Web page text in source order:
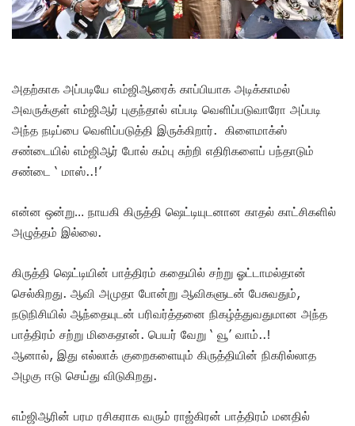
அதற்காக அப்படியே எம்ஜிஆரைக் காப்பியாக அடிக்காமல்
அவருக்குள் எம்ஜிஆர் புகுந்தால் எப்படி வெளிப்படுவாரோ அப்படி
அந்த நடிப்பை வெளிப்படுத்தி இருக்கிறார். கிளைமாக்ஸ்
சண்டையில் எம்ஜிஆர் போல் கம்பு சுற்றி எதிரிகளைப் பந்தாடும்
சண்டை ‘ மாஸ்..!’
என்ன ஒன்று… நாயகி கிருத்தி ஷெட்டியுடனான காதல் காட்சிகளில்
அழுத்தம் இல்லை.
கிருத்தி ஷெட்டியின் பாத்திரம் கதையில் சற்று ஓட்டாமல்தான்
செல்கிறது. ஆவி அமுதா போன்று ஆவிகளுடன் பேசுவதும்,
நடுநிசியில் ஆந்தையுடன் பரிவர்த்தனை நிகழ்த்துவதுமான அந்த
பாத்திரம் சற்று மிகைதான். பெயர் வேறு ‘ வூ’ வாம்..!
ஆனால், இது எல்லாக் குறைகளையும் கிருத்தியின் நிகரில்லாத
அழகு ஈடு செய்து விடுகிறது.
எம்ஜிஆரின் பரம ரசிகராக வரும் ராஜ்கிரன் பாத்திரம் மனதில்